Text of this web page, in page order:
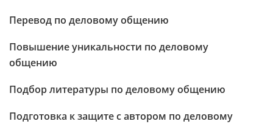
Перевод по деловому общению
Повышение уникальности по деловому
общению
Подбор литературы по деловому общению
Подготовка к защите с автором по деловому